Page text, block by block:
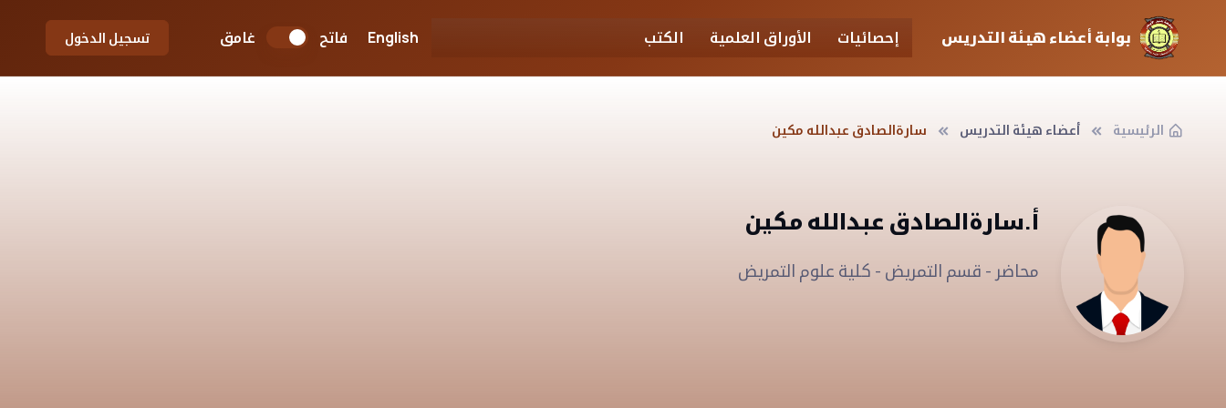
بوابة أعضاء هيئة التدريس إحصائيات الأوراق العلمية الكتب English فاتح غامق تسجيل الدخول
الرئيسية أعضاء هيئة التدريس سارةالصادق عبدالله مكين
أ.سارةالصادق عبدالله مكين
محاضر - قسم التمريض - كلية علوم التمريض